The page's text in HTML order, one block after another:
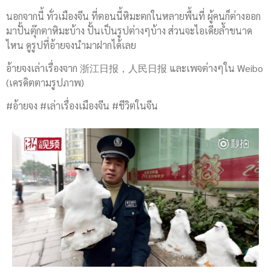
นอกจากนี้ ทั่วเมืองจีน ที่ตอนนี้หิมะตกในหลายพื้นที่ ผู้คนก็ต่างออก
มาปั้นตุ๊กตาหิมะบ้าง ปั้นเป็นรูปต่างๆบ้าง ส่วนจะไอเดียล้ำขนาด
ไหน ดูรูปที่อ้ายจงนำมาฝากได้เลย
อ้ายจงเล่าเรื่องจาก 浙江日报，人民日报 และเพจต่างๆใน Weibo
(เครดิตตามรูปภาพ)
#อ้ายจง #เล่าเรื่องเมืองจีน #ชีวิตในจีน